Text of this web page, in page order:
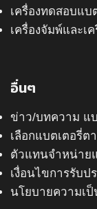
เครื่องทดสอบแบ
เครื่องจัมพ์และเ
อื่นๆ
ข่าว/บทความ แ
เลือกแบตเตอรี่ต
ตัวแทนจำหน่าย
เงื่อนไขการรับป
นโยบายความเ